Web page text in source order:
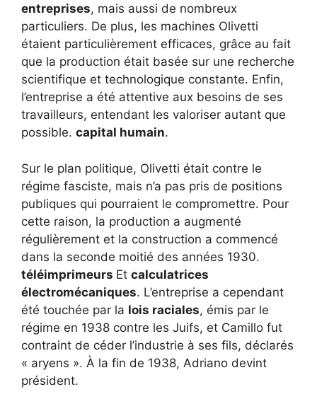
entreprises, mais aussi de nombreux
particuliers. De plus, les machines Olivetti
étaient particulièrement efficaces, grâce au fait
que la production était basée sur une recherche
scientifique et technologique constante. Enfin,
l’entreprise a été attentive aux besoins de ses
travailleurs, entendant les valoriser autant que
possible. capital humain.
Sur le plan politique, Olivetti était contre le
régime fasciste, mais n’a pas pris de positions
publiques qui pourraient le compromettre. Pour
cette raison, la production a augmenté
régulièrement et la construction a commencé
dans la seconde moitié des années 1930.
téléimprimeurs Et calculatrices
électromécaniques. L’entreprise a cependant
été touchée par la lois raciales, émis par le
régime en 1938 contre les Juifs, et Camillo fut
contraint de céder l’industrie à ses fils, déclarés
« aryens ». À la fin de 1938, Adriano devint
président.